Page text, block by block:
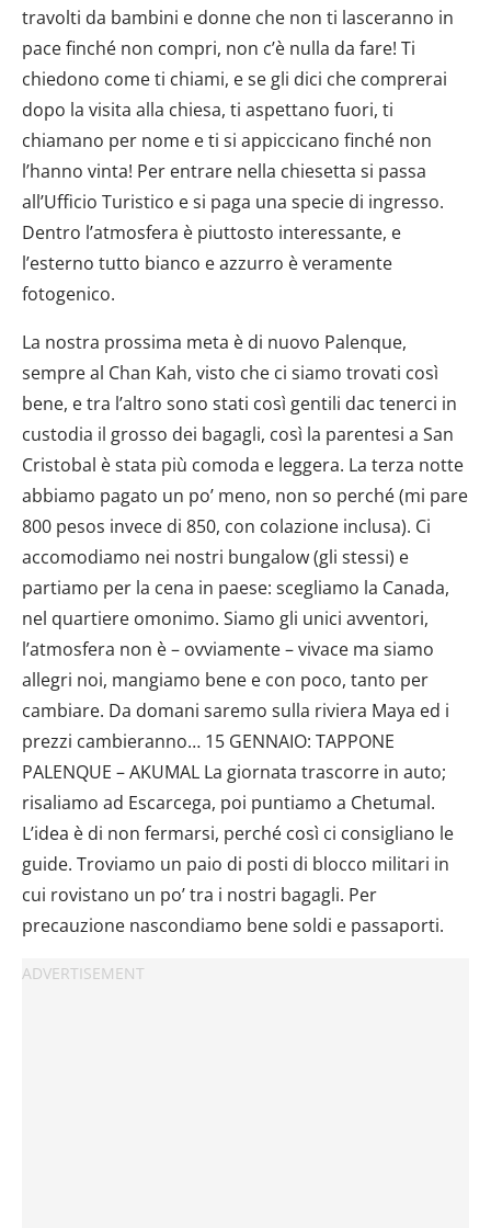
travolti da bambini e donne che non ti lasceranno in
pace finché non compri, non c’è nulla da fare! Ti
chiedono come ti chiami, e se gli dici che comprerai
dopo la visita alla chiesa, ti aspettano fuori, ti
chiamano per nome e ti si appiccicano finché non
l’hanno vinta! Per entrare nella chiesetta si passa
all’Ufficio Turistico e si paga una specie di ingresso.
Dentro l’atmosfera è piuttosto interessante, e
l’esterno tutto bianco e azzurro è veramente
fotogenico.
La nostra prossima meta è di nuovo Palenque,
sempre al Chan Kah, visto che ci siamo trovati così
bene, e tra l’altro sono stati così gentili dac tenerci in
custodia il grosso dei bagagli, così la parentesi a San
Cristobal è stata più comoda e leggera. La terza notte
abbiamo pagato un po’ meno, non so perché (mi pare
800 pesos invece di 850, con colazione inclusa). Ci
accomodiamo nei nostri bungalow (gli stessi) e
partiamo per la cena in paese: scegliamo la Canada,
nel quartiere omonimo. Siamo gli unici avventori,
l’atmosfera non è – ovviamente – vivace ma siamo
allegri noi, mangiamo bene e con poco, tanto per
cambiare. Da domani saremo sulla riviera Maya ed i
prezzi cambieranno… 15 GENNAIO: TAPPONE
PALENQUE – AKUMAL La giornata trascorre in auto;
risaliamo ad Escarcega, poi puntiamo a Chetumal.
L’idea è di non fermarsi, perché così ci consigliano le
guide. Troviamo un paio di posti di blocco militari in
cui rovistano un po’ tra i nostri bagagli. Per
precauzione nascondiamo bene soldi e passaporti.